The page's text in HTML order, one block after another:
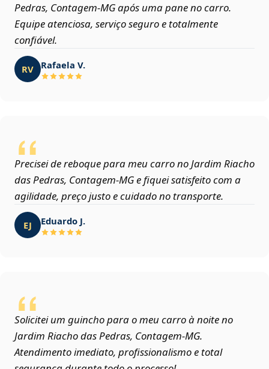
Pedras, Contagem‑MG após uma pane no carro.
Equipe atenciosa, serviço seguro e totalmente
confiável.
RV Rafaela V.
Precisei de reboque para meu carro no Jardim Riacho
das Pedras, Contagem‑MG e fiquei satisfeito com a
agilidade, preço justo e cuidado no transporte.
EJ Eduardo J.
Solicitei um guincho para o meu carro à noite no
Jardim Riacho das Pedras, Contagem‑MG.
Atendimento imediato, profissionalismo e total